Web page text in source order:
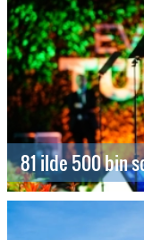
81 ilde 500 bin